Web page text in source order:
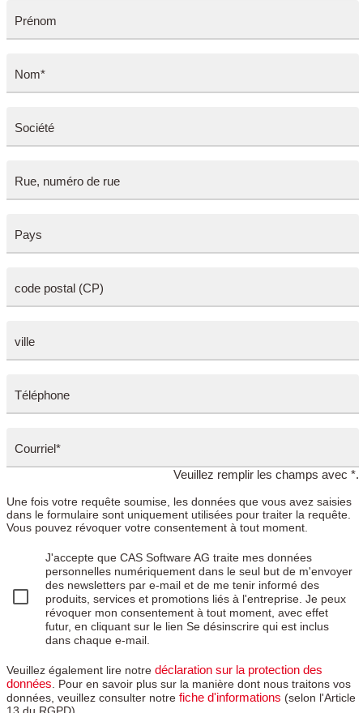
Prénom
Nom*
Société
Rue, numéro de rue
Pays
code postal (CP)
ville
Téléphone
Courriel*
Veuillez remplir les champs avec *.
Une fois votre requête soumise, les données que vous avez saisies
dans le formulaire sont uniquement utilisées pour traiter la requête.
Vous pouvez révoquer votre consentement à tout moment.
J'accepte que CAS Software AG traite mes données
personnelles numériquement dans le seul but de m'envoyer
des newsletters par e-mail et de me tenir informé des
produits, services et promotions liés à l'entreprise. Je peux
révoquer mon consentement à tout moment, avec effet
futur, en cliquant sur le lien Se désinscrire qui est inclus
dans chaque e-mail.
Veuillez également lire notre déclaration sur la protection des
données . Pour en savoir plus sur la manière dont nous traitons vos
données, veuillez consulter notre fiche d'informations (selon l'Article